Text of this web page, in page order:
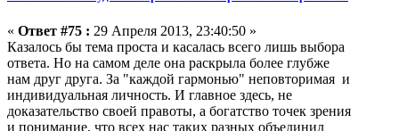
« Ответ #75 : 29 Апреля 2013, 23:40:50 »
Казалось бы тема проста и касалась всего лишь выбора
ответа. Но на самом деле она раскрыла более глубже
нам друг друга. За "каждой гармонью" неповторимая и
индивидуальная личность. И главное здесь, не
доказательство своей правоты, а богатство точек зрения
и понимание, что всех нас таких разных объединил